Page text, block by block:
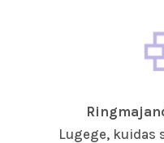
Lugege, kuidas